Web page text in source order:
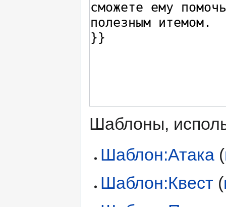
Шаблоны,
Шаблон:Атака (
Шаблон:Квест (